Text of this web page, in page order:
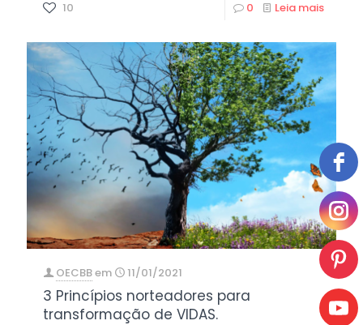
10 0 Leia mais
OECBBem 11/01/2021
3 Princípios norteadores para
transformação de VIDAS.